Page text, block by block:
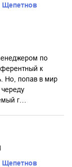
Щепетнов
по
к
Но, попав в мир
г…
Щепетнов